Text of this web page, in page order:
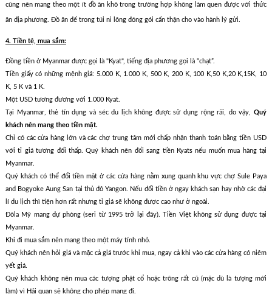
cũng nên mang theo một ít đồ ăn khô trong trường hợp không làm quen được với thức
ăn địa phương. Đồ ăn để trong túi ni lông đóng gói cẩn thận cho vào hành lý gửi.
4. Tiền tệ, mua sắm:
Đồng tiền ở Myanmar được gọi là "Kyat", tiếng địa phương gọi là “chạt”.
Tiền giấy có những mệnh giá: 5.000 K, 1.000 K, 500 K, 200 K, 100 K,50 K,20 K,15K, 10
K, 5 K và 1 K.
Một USD tương đương với 1.000 Kyat.
Tại Myanmar, thẻ tín dụng và séc du lịch không được sử dụng rộng rãi, do vậy,Quý
khách nên mang theo tiền mặt.
Chỉ có các cửa hàng lớn và các chợ trung tâm mới chấp nhận thanh toán bằng tiền USD
với tỉ giá tương đối thấp. Quý khách nên đổi sang tiền Kyats nếu muốn mua hàng tại
Myanmar.
Quý khách có thể đổi tiền mặt ở các cửa hàng nằm xung quanh khu vực chợ Sule Paya
and Bogyoke Aung San tại thủ đô Yangon. Nếu đổi tiền ở ngay khách sạn hay nhờ các đại
lí du lịch thì tiện hơn rất nhưng tỉ giá sẽ không được cao như ở ngoài.
Đôla Mỹ mang dự phòng (seri từ 1995 trở lại đây). Tiền Việt không sử dụng được tại
Myanmar.
Khi đi mua sắm nên mang theo một máy tính nhỏ.
Quý khách nên hỏi giá và mặc cả giá trước khi mua, ngay cả khi vào các cửa hàng có niêm
yết giá.
Quý khách không nên mua các tượng phật cổ hoặc trông rất cũ (mặc dù là tượng mới
làm) vì Hải quan sẽ không cho phép mang đi.